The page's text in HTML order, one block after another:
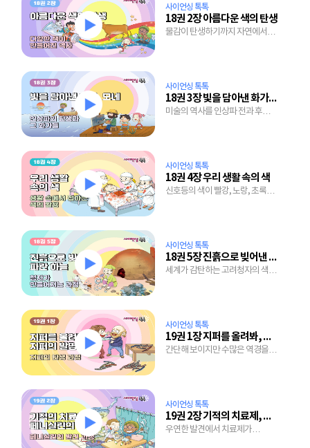
사이언싱 톡톡
18권 2장 아름다운 색의 탄생
물감이 탄생하기까지 자연에서
사이언싱 톡톡
18권 3장 빛을 담아낸 화가, 모네
미술의 역사를 인상파 전과 후로
사이언싱 톡톡
18권 4장 우리 생활 속의 색
신호등의 색이 빨강, 노랑, 초록인
사이언싱 톡톡
18권 5장 진흙으로 빚어낸 파란 하늘
세계가 감탄하는 고려청자의 색은
사이언싱 톡톡
19권 1장 지퍼를 올려봐, 지퍼의 발명
간단해 보이지만 수많은 역경을
사이언싱 톡톡
19권 2장 기적의 치료제, 페니실린의 탄생
우연한 발견에서 치료제가